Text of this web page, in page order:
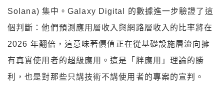
Solana) 集中。Galaxy Digital 的數據進一步驗證了這
個判斷：他們預測應用層收入與網路層收入的比率將在
2026 年翻倍，這意味著價值正在從基礎設施層流向擁
有真實使用者的超級應用。這是「胖應用」理論的勝
利，也是對那些只講技術不講使用者的專案的宣判。